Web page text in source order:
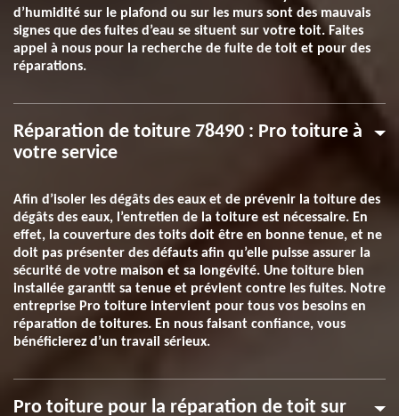
d’humidité sur le plafond ou sur les murs sont des mauvais
signes que des fuites d’eau se situent sur votre toit. Faites
appel à nous pour la recherche de fuite de toit et pour des
réparations.
Réparation de toiture 78490 : Pro toiture à
votre service
Afin d’isoler les dégâts des eaux et de prévenir la toiture des
dégâts des eaux, l’entretien de la toiture est nécessaire. En
effet, la couverture des toits doit être en bonne tenue, et ne
doit pas présenter des défauts afin qu’elle puisse assurer la
sécurité de votre maison et sa longévité. Une toiture bien
installée garantit sa tenue et prévient contre les fuites. Notre
entreprise Pro toiture intervient pour tous vos besoins en
réparation de toitures. En nous faisant confiance, vous
bénéficierez d’un travail sérieux.
Pro toiture pour la réparation de toit sur